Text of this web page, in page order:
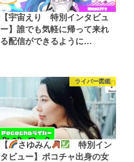
【宇宙えり 特別インタビュ
ー】誰でも気軽に帰って来れ
る配信ができるように…
ライバー図鑑
【 さゆみん
特別イン
タビュー】ポコチャ出身の女